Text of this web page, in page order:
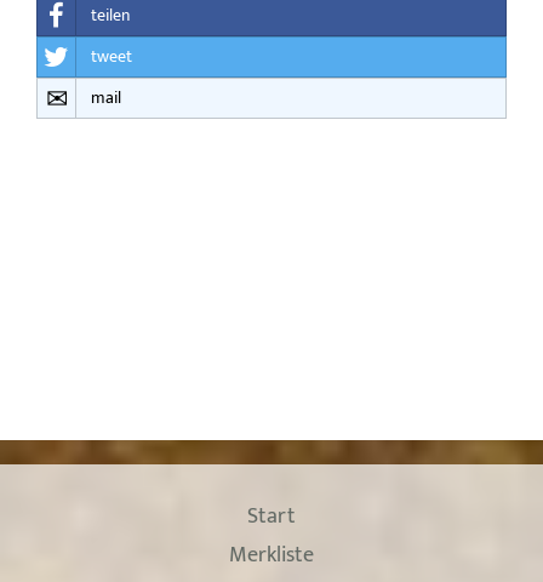
teilen
tweet
mail
Start
Merkliste